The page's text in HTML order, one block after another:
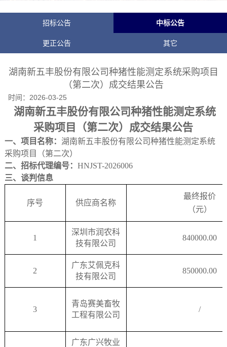
招标公告 中标公告
更正公告 其它
湖南新五丰股份有限公司种猪性能测定系统采购项目
（第二次）成交结果公告
时间： 2026-03-25
湖南新五丰股份有限公司种猪性能测定系统
采购项目（第二次）成交结果公告
一、项目名称： 湖南新五丰股份有限公司种猪性能测定系统
采购项目（第二次）
二、招标代理编号： HNJST-2026006
三、谈判信息
序号 供应商名称
最终报价
（元）
1
深圳市润农科
技有限公司
840000.00
2
广东艾佩克科
技有限公司
850000.00
3
青岛赛美畜牧
工程有限公司
/
广东广兴牧业